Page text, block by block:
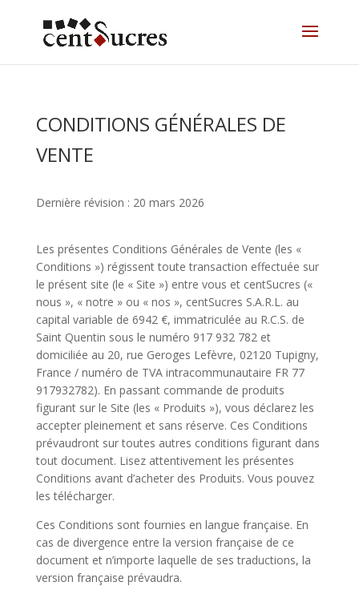
CONDITIONS GÉNÉRALES DE
VENTE
Dernière révision : 20 mars 2026
Les présentes Conditions Générales de Vente (les «
Conditions ») régissent toute transaction effectuée sur
le présent site (le « Site ») entre vous et centSucres («
nous », « notre » ou « nos », centSucres S.A.R.L. au
capital variable de 6942 €, immatriculée au R.C.S. de
Saint Quentin sous le numéro 917 932 782 et
domiciliée au 20, rue Geroges Lefèvre, 02120 Tupigny,
France / numéro de TVA intracommunautaire FR 77
917932782). En passant commande de produits
figurant sur le Site (les « Produits »), vous déclarez les
accepter pleinement et sans réserve. Ces Conditions
prévaudront sur toutes autres conditions figurant dans
tout document. Lisez attentivement les présentes
Conditions avant d’acheter des Produits. Vous pouvez
les télécharger.
Ces Conditions sont fournies en langue française. En
cas de divergence entre la version française de ce
document et n’importe laquelle de ses traductions, la
version française prévaudra.